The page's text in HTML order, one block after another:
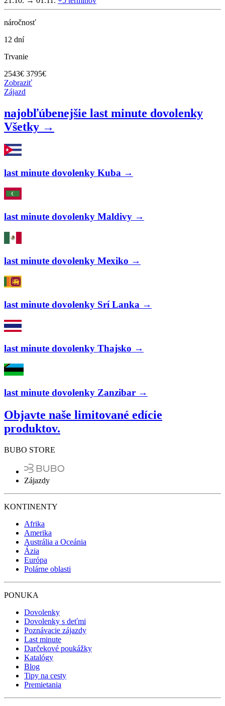
náročnosť
12 dní
Trvanie
2543€ 3795€
Zobraziť
Zájazd
najobľúbenejšie last minute dovolenky
Všetky →
last minute dovolenky Kuba →
last minute dovolenky Maldivy →
last minute dovolenky Mexiko →
last minute dovolenky Srí Lanka →
last minute dovolenky Thajsko →
last minute dovolenky Zanzibar →
Objavte naše limitované edície
produktov.
BUBO STORE
Zájazdy
KONTINENTY
Afrika
Amerika
Austrália a Oceánia
Ázia
Európa
Polárne oblasti
PONUKA
Dovolenky
Dovolenky s deťmi
Poznávacie zájazdy
Last minute
Darčekové poukážky
Katalógy
Blog
Tipy na cesty
Premietania